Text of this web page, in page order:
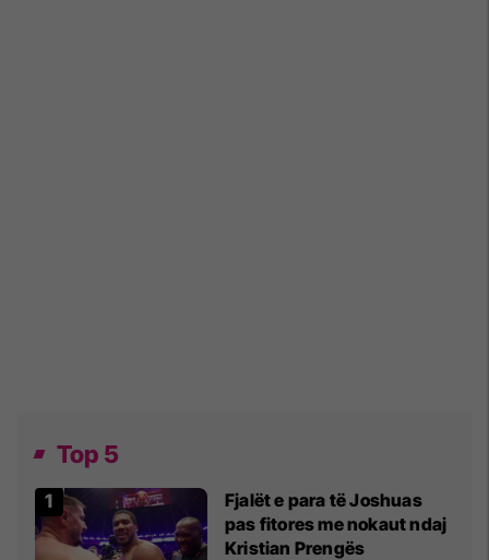
Top 5
Fjalët e para të Joshuas
pas fitores me nokaut ndaj
Kristian Prengës